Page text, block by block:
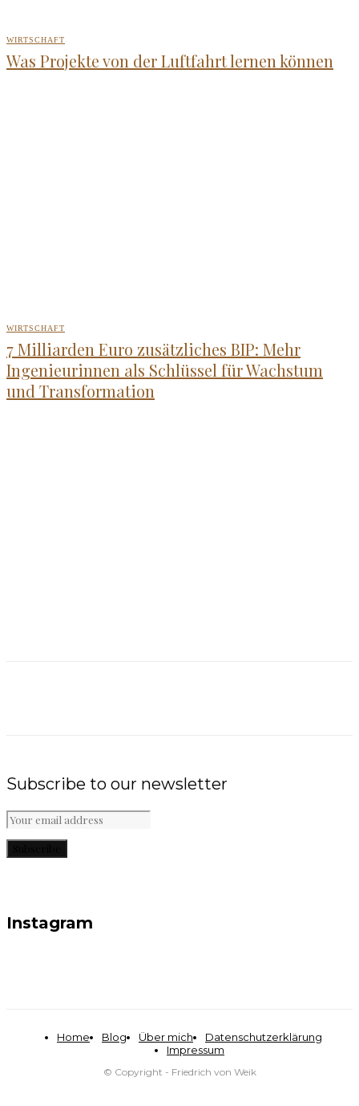
WIRTSCHAFT
Was Projekte von der Luftfahrt lernen können
WIRTSCHAFT
7 Milliarden Euro zusätzliches BIP: Mehr
Ingenieurinnen als Schlüssel für Wachstum
und Transformation
Subscribe to our newsletter
Instagram
Home Blog Über mich
Datenschutzerklärung
Impressum
© Copyright - Friedrich von Weik